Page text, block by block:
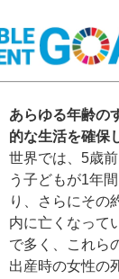
あらゆる年齢の
的な生活を確保
世界では、5歳
う子どもが1年
り、さらにその
内に亡くなって
で多く、これら
出産時の女性の